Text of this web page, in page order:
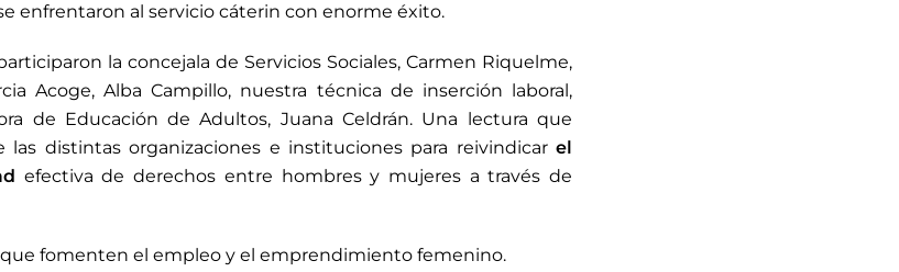
enfrentaron al servicio cáterin con enorme éxito.
la concejala de Servicios Sociales, Carmen Riquelme,
Acoge, Alba Campillo, nuestra técnica de inserción laboral,
de Educación de Adultos, Juana Celdrán. Una lectura que
las distintas organizaciones e instituciones para reivindicar el
efectiva de derechos entre hombres y mujeres a través de
fomenten el empleo y el emprendimiento femenino.